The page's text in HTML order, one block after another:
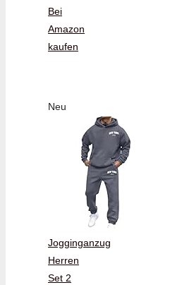
Bei
Amazon
kaufen
Neu
Jogginganzug
Herren
Set 2